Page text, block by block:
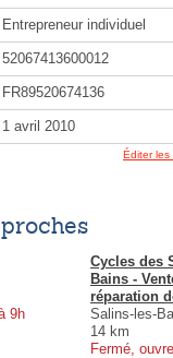
Entrepreneur individuel
52067413600012
FR89520674136
1 avril 2010
Éditer les
9h
Cycles des
Bains -
réparation
Salins-les-
14 km
Fermé,